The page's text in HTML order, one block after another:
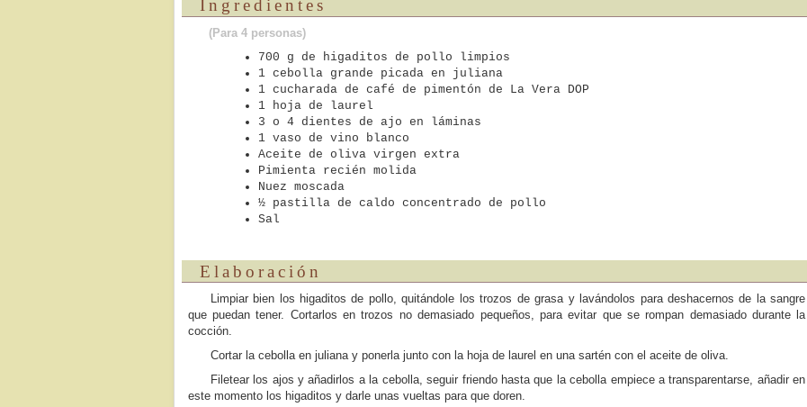
Ingredientes
(Para 4 personas)
700 g de higaditos de pollo limpios
1 cebolla grande picada en juliana
1 cucharada de café de pimentón de La Vera DOP
1 hoja de laurel
3 o 4 dientes de ajo en láminas
1 vaso de vino blanco
Aceite de oliva virgen extra
Pimienta recién molida
Nuez moscada
½ pastilla de caldo concentrado de pollo
Sal
Elaboración
Limpiar bien los higaditos de pollo, quitándole los trozos de grasa y lavándolos para deshacernos de la sangre
que puedan tener. Cortarlos en trozos no demasiado pequeños, para evitar que se rompan demasiado durante la
cocción.
Cortar la cebolla en juliana y ponerla junto con la hoja de laurel en una sartén con el aceite de oliva.
Filetear los ajos y añadirlos a la cebolla, seguir friendo hasta que la cebolla empiece a transparentarse, añadir en
este momento los higaditos y darle unas vueltas para que doren.